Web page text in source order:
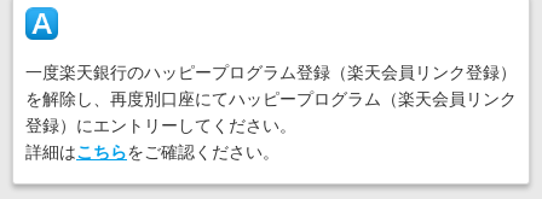
一度楽天銀行のハッピープログラム登録（楽天会員リンク登録）
を解除し、再度別口座にてハッピープログラム（楽天会員リンク
登録）にエントリーしてください。
詳細はこちらをご確認ください。